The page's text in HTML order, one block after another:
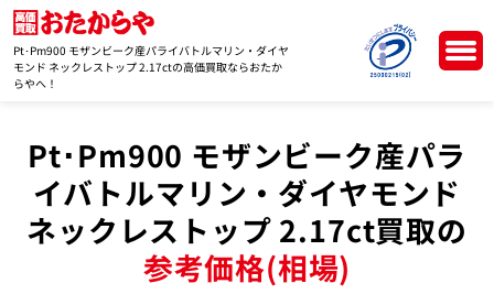
Pt･Pm900 モザンビーク産パライバトルマリン・ダイヤ
モンド ネックレストップ 2.17ctの高価買取ならおたか
らやへ！
Pt･Pm900 モザンビーク産パラ
イバトルマリン・ダイヤモンド
ネックレストップ 2.17ct買取の
参考価格(相場)